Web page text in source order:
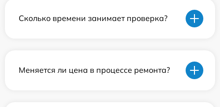
Сколько времени занимает проверка?
Меняется ли цена в процессе ремонта?